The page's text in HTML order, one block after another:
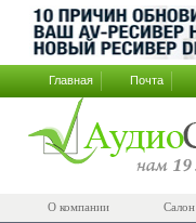
Главная Почта
О компании Салон